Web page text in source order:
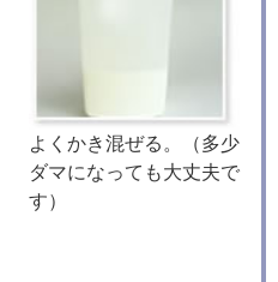
よくかき混ぜる。（多少
ダマになっても大丈夫で
す）